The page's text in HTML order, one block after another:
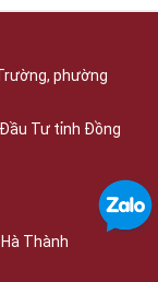
phường
Tư tỉnh Đồng
Thành